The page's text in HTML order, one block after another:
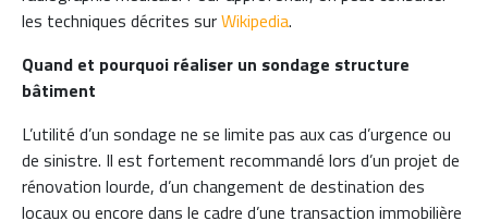
les techniques décrites surWikipedia.
Quand et pourquoi réaliser un sondage structure
bâtiment
L’utilité d’un sondage ne se limite pas aux cas d’urgence ou
de sinistre. Il est fortement recommandé lors d’un projet de
rénovation lourde, d’un changement de destination des
locaux ou encore dans le cadre d’une transaction immobilière